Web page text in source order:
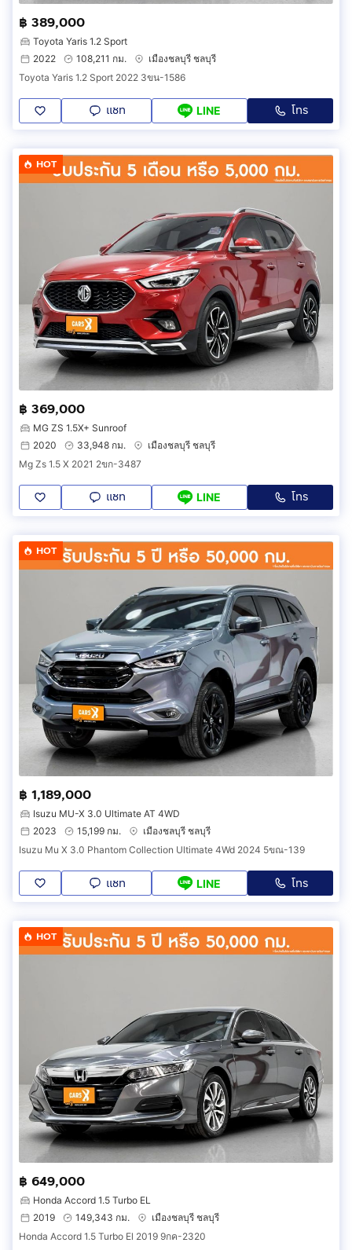
฿ 389,000
Toyota Yaris 1.2 Sport
2022
108,211 กม.
เมืองชลบุรี ชลบุรี
Toyota Yaris 1.2 Sport 2022 3ขน-1586
แชท LINE โทร
HOT
฿ 369,000
MG ZS 1.5X+ Sunroof
2020
33,948 กม.
เมืองชลบุรี ชลบุรี
Mg Zs 1.5 X 2021 2ขก-3487
แชท LINE โทร
HOT
฿ 1,189,000
Isuzu MU-X 3.0 Ultimate AT 4WD
2023
15,199 กม.
เมืองชลบุรี ชลบุรี
Isuzu Mu X 3.0 Phantom Collection Ultimate 4Wd 2024 5ขณ-139
แชท LINE โทร
HOT
฿ 649,000
Honda Accord 1.5 Turbo EL
2019
149,343 กม.
เมืองชลบุรี ชลบุรี
Honda Accord 1.5 Turbo El 2019 9กค-2320